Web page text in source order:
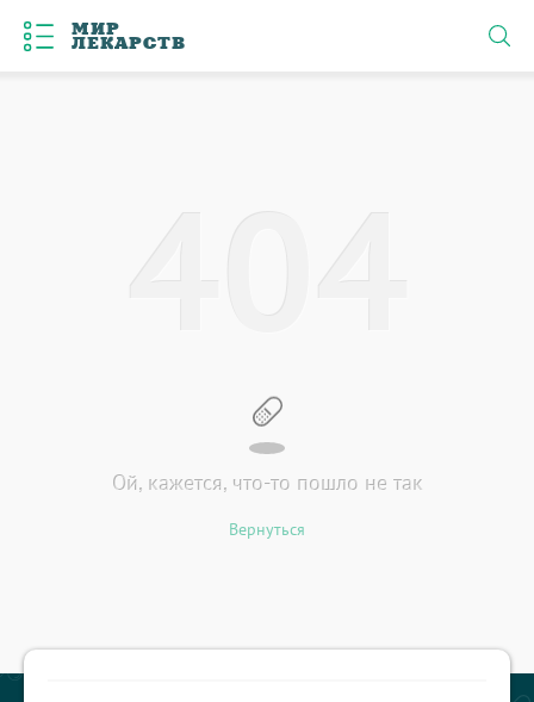
МИР
ЛЕКАРСТВ
404
Ой, кажется, что-то пошло не так
Вернуться